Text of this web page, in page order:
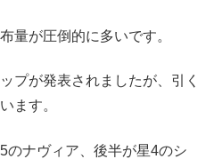
量が圧倒的に多いです。
プが発表されましたが、引く
ます。
のナヴィア、後半が星4のシ